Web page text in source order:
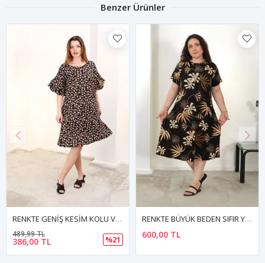
Benzer Ürünler
RENKTE BÜYÜK BEDEN SIFIR YAKA KISA KOL DESENLİ ESNEK ELBİSE
600,00 TL
RENKTE BÜYÜK BEDEN SOYUT DESENLİ BAĞLAMALI YAKA KISA KOLLU MİDİ ELBİSE
1.089,98 TL